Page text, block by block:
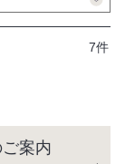
7件
案内